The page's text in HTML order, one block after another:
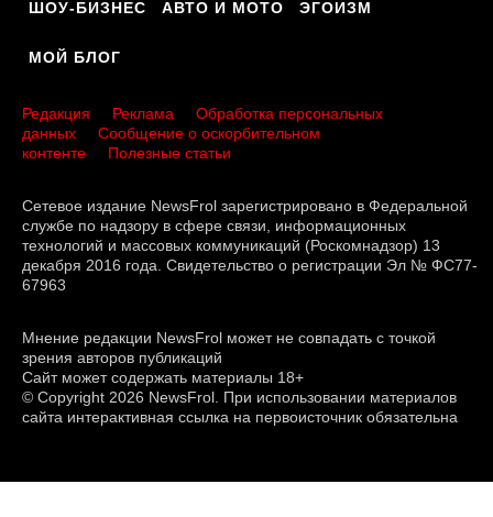
ШОУ-БИЗНЕС АВТО И МОТО ЭГОИЗМ
МОЙ БЛОГ
Редакция Реклама
Обработка персональных
данных
Сообщение о оскорбительном
контенте
Полезные статьи
Сетевое издание NewsFrol зарегистрировано в Федеральной
службе по надзору в сфере связи, информационных
технологий и массовых коммуникаций (Роскомнадзор) 13
декабря 2016 года. Свидетельство о регистрации Эл № ФС77-
67963
Мнение редакции NewsFrol может не совпадать с точкой
зрения авторов публикаций
Сайт может содержать материалы 18+
© Copyright 2026 NewsFrol. При использовании материалов
сайта интерактивная ссылка на первоисточник обязательна